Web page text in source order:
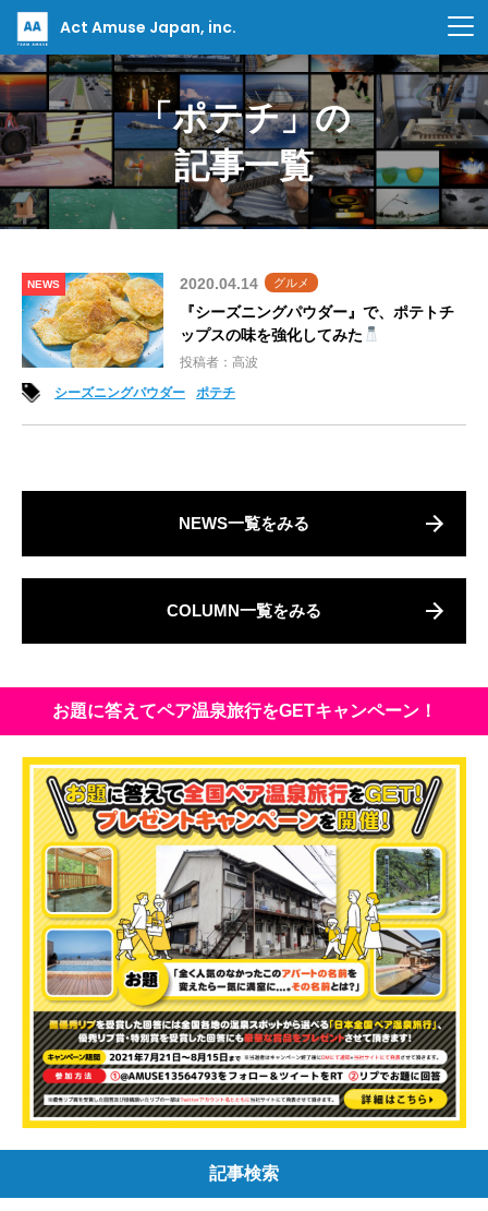
Act Amuse Japan, inc.
「ポテチ」の
記事一覧
NEWS 2020.04.14 グルメ
『シーズニングパウダー』で、ポテトチ
ップスの味を強化してみた
投稿者：高波
シーズニングパウダー
ポテチ
NEWS一覧をみる
COLUMN一覧をみる
お題に答えてペア温泉旅行をGETキャンペーン！
記事検索